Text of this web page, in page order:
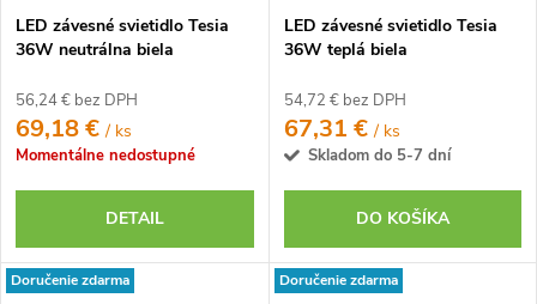
LED závesné svietidlo Tesia
36W neutrálna biela
56,24 € bez DPH
69,18 €/ ks
Momentálne nedostupné
DETAIL
LED závesné svietidlo Tesia
36W teplá biela
54,72 € bez DPH
67,31 €/ ks
Skladom do 5-7 dní
DO KOŠÍKA
Doručenie zdarma Doručenie zdarma